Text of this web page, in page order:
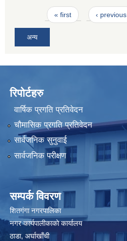
Pages« first ‹ previous
अन्य
रिपोर्टहरु
वार्षिक प्रगति प्रतिवेदन
चौमासिक प्रगति प्रतिवेदन
सार्वजनिक सुनुवाई
सार्वजनिक परीक्षण
सम्पर्क विवरण
शितगंगा नगरपालिका
नगर कार्यपालीकाकाे कार्यालय
ठाडा, अर्घाखाँची